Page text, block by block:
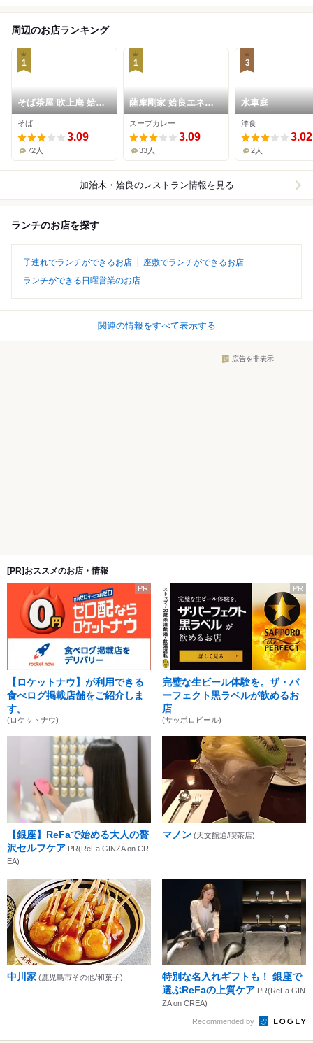
周辺のお店ランキング
1
そば茶屋 吹上庵 姶良
店
そば
3.09
72人
1
薩摩剛家 姶良エネル
ギー店
スープカレー
3.09
33人
3
水車庭
洋食
3.02
2人
加治木・姶良のレストラン情報を見る
ランチのお店を探す
子連れでランチができるお店
座敷でランチができるお店
ランチができる日曜営業のお店
関連の情報をすべて表示する
広告を非表示
[PR]おススメのお店・情報
PR
【ロケットナウ】が利用できる
食べログ掲載店舗をご紹介しま
す。
(ロケットナウ)
PR
完璧な生ビール体験を。ザ・パ
ーフェクト黒ラベルが飲めるお
店
(サッポロビール)
【銀座】ReFaで始める大人の贅
沢セルフケア PR(ReFa GINZA on CR
EA)
マノン (天文館通/喫茶店)
中川家 (鹿児島市その他/和菓子)
特別な名入れギフトも！ 銀座で
選ぶReFaの上質ケア PR(ReFa GIN
ZA on CREA)
Recommended by